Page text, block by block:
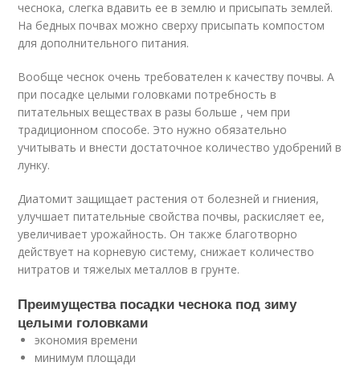
чеснока, слегка вдавить ее в землю и присыпать землей.
На бедных почвах можно сверху присыпать компостом
для дополнительного питания.
Вообще чеснок очень требователен к качеству почвы. А
при посадке целыми головками потребность в
питательных веществах в разы больше , чем при
традиционном способе. Это нужно обязательно
учитывать и внести достаточное количество удобрений в
лунку.
Диатомит защищает растения от болезней и гниения,
улучшает питательные свойства почвы, раскисляет ее,
увеличивает урожайность. Он также благотворно
действует на корневую систему, снижает количество
нитратов и тяжелых металлов в грунте.
Преимущества посадки чеснока под зиму
целыми головками
экономия времени
минимум площади